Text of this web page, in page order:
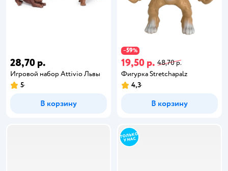
28,70 р.
Игровой набор Attivio Львы
5
В корзину
−59%
19,50 р. 48,70 р.
Фигурка Stretchapalz
4,3
В корзину